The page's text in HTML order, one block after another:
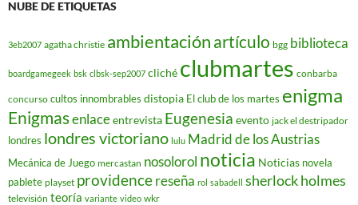
NUBE DE ETIQUETAS
3eb2007 agatha christie ambientación artículo bgg biblioteca
boardgamegeek bsk clbsk-sep2007 cliché clubmartes conbarba
concurso cultos innombrables distopia El club de los martes enigma
Enigmasenlaceentrevista Eugenesia evento jack el destripador
londres londres victoriano lulu Madrid de los Austrias
Mecánica de Juego mercastan nosolorol noticia Noticias novela
pablete playset providencereseña rol sabadell sherlock holmes
televisión teoría variante video wkr